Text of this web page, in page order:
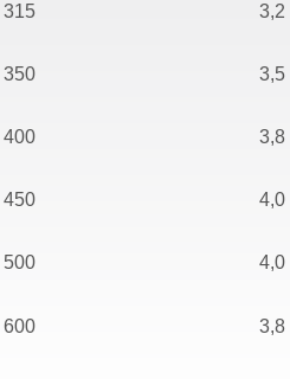
315 3,2
350 3,5
400 3,8
450 4,0
500 4,0
600 3,8